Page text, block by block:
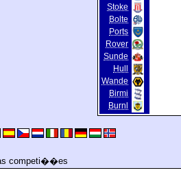
Stoke
Bolte
Ports
Rover
Sunde
Hull
Wande
Birmi
Burnl
competi��es